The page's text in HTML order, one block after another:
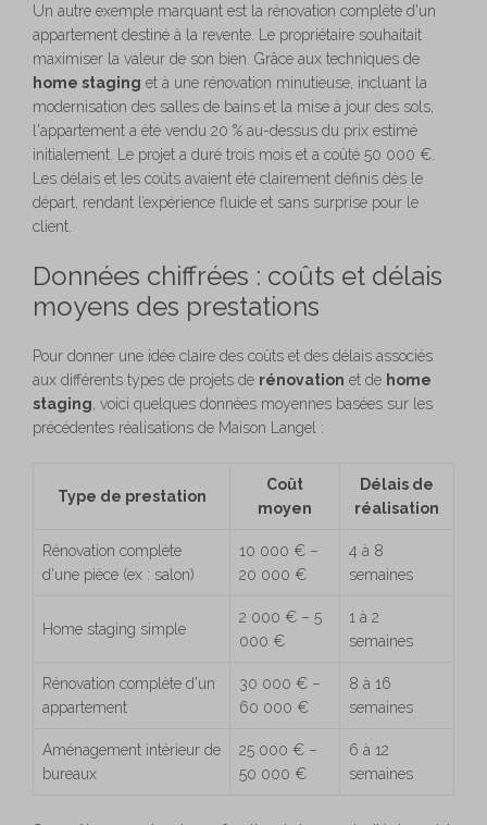
Un autre exemple marquant est la rénovation complète d'un
appartement destiné à la revente. Le propriétaire souhaitait
maximiser la valeur de son bien. Grâce aux techniques de
home staging et à une rénovation minutieuse, incluant la
modernisation des salles de bains et la mise à jour des sols,
l'appartement a été vendu 20 % au-dessus du prix estimé
initialement. Le projet a duré trois mois et a coûté 50 000 €.
Les délais et les coûts avaient été clairement définis dès le
départ, rendant l’expérience fluide et sans surprise pour le
client.
Données chiffrées : coûts et délais
moyens des prestations
Pour donner une idée claire des coûts et des délais associés
aux différents types de projets de rénovation et de home
staging , voici quelques données moyennes basées sur les
précédentes réalisations de Maison Langel :
Type de prestation
Coût
moyen
Délais de
réalisation
Rénovation complète
d'une pièce (ex : salon)
10 000 € –
20 000 €
4 à 8
semaines
Home staging simple
2 000 € – 5
000 €
1 à 2
semaines
Rénovation complète d'un
appartement
30 000 € –
60 000 €
8 à 16
semaines
Aménagement intérieur de
bureaux
25 000 € –
50 000 €
6 à 12
semaines